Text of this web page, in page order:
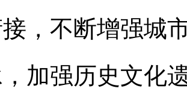
，不断增强城
加强历史文化